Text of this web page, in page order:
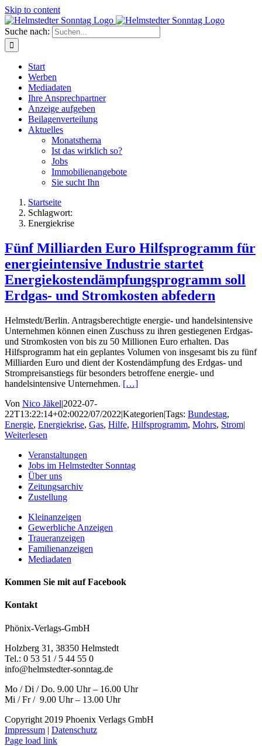
Skip to content
Suche nach:
Start
Werben
Mediadaten
Ihre Ansprechpartner
Anzeige aufgeben
Beilagenverteilung
Aktuelles
Monatsthema
Ist das wirklich so?
Jobs
Immobilienangebote
Sie sucht Ihn
Startseite
Schlagwort:
Energiekrise
Fünf Milliarden Euro Hilfsprogramm für
energieintensive Industrie startet
Energiekostendämpfungsprogramm soll
Erdgas- und Stromkosten abfedern
Helmstedt/Berlin. Antragsberechtigte energie- und handelsintensive
Unternehmen können einen Zuschuss zu ihren gestiegenen Erdgas-
und Stromkosten von bis zu 50 Millionen Euro erhalten. Das
Hilfsprogramm hat ein geplantes Volumen von insgesamt bis zu fünf
Milliarden Euro und dient der Kostendämpfung des Erdgas- und
Strompreisanstiegs für besonders betroffene energie- und
handelsintensive Unternehmen. […]
Von Nico Jäkel|2022-07-
22T13:22:14+02:0022/07/2022|Kategorien|Tags: Bundestag,
Energie, Energiekrise, Gas, Hilfe, Hilfsprogramm, Mohrs, Strom|
Weiterlesen
Veranstaltungen
Jobs im Helmstedter Sonntag
Über uns
Zeitungsarchiv
Zustellung
Kleinanzeigen
Gewerbliche Anzeigen
Traueranzeigen
Familienanzeigen
Mediadaten
Kommen Sie mit auf Facebook
Kontakt
Phönix-Verlags-GmbH
Holzberg 31, 38350 Helmstedt
Tel.: 0 53 51 / 5 44 55 0
info@helmstedter-sonntag.de
Mo / Di / Do. 9.00 Uhr – 16.00 Uhr
Mi / Fr / 9.00 Uhr – 13.00 Uhr
Copyright 2019 Phoenix Verlags GmbH
Impressum | Datenschutz
Page load link